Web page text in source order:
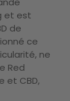
et est
de
ce
ne
Red
et CBD,